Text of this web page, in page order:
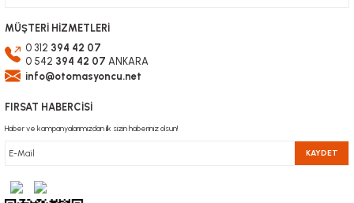
MÜŞTERİ HİZMETLERİ
0 312 394 42 07
0 542 394 42 07 ANKARA
info@otomasyoncu.net
FIRSAT HABERCİSİ
Haber ve kampanyalarımızdan ilk sizin haberiniz olsun!
KAYDET